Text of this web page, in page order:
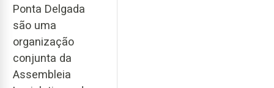
Ponta Delgada
são uma
organização
conjunta da
Assembleia